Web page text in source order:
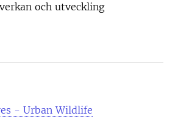
och utveckling
- Urban Wildlife